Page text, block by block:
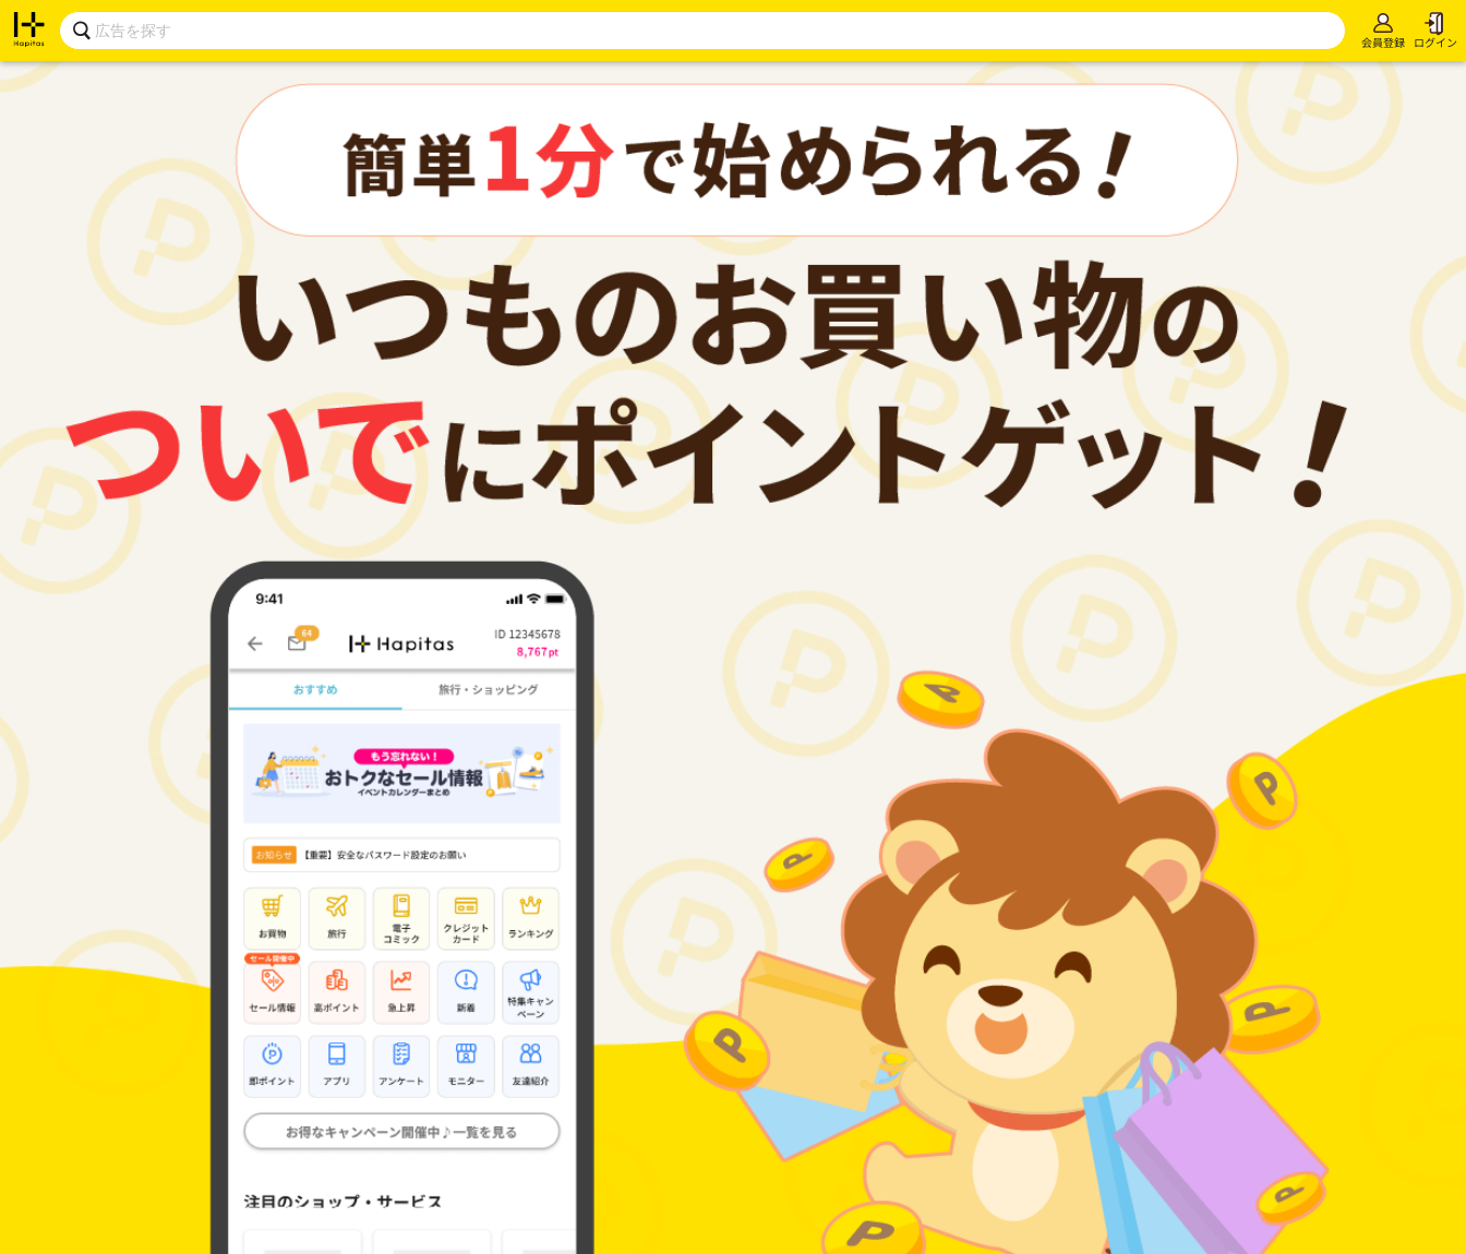
会員登録 ログイン